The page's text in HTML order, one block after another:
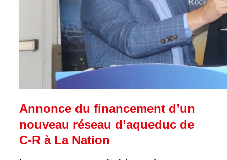
Annonce du financement d’un
nouveau réseau d’aqueduc de
C-R à La Nation